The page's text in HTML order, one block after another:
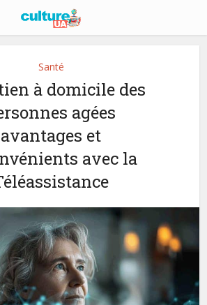
Santé
à domicile des
agées
avantages et
avec la